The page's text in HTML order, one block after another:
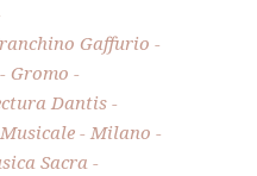
Gaffurio
Gromo
Dantis
Milano
Sacra